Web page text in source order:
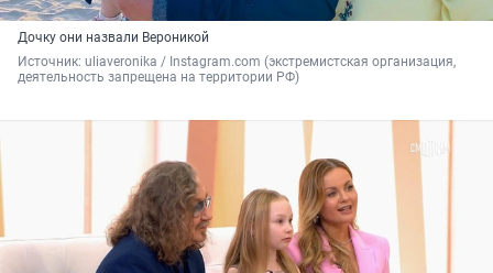
Дочку они назвали Вероникой
Источник: uliaveronika / Instagram.com (экстремистская организация,
деятельность запрещена на территории РФ)